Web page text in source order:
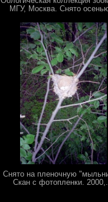
МГУ, Москва. Снято
Снято на пленочную
Скан с фотопленки.